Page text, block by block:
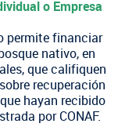
o Empresa
permite financiar
nativo, en
que califiquen
recuperación
hayan recibido
por CONAF.